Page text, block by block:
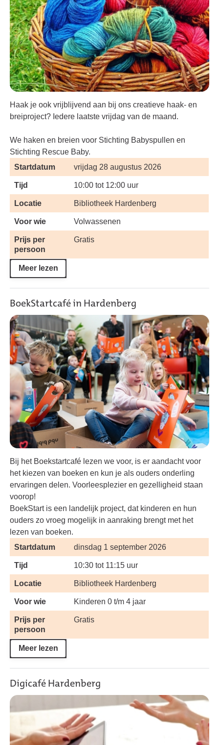
Haak je ook vrijblijvend aan bij ons creatieve haak- en
breiproject? Iedere laatste vrijdag van de maand.
We haken en breien voor Stichting Babyspullen en
Stichting Rescue Baby.
Startdatum
vrijdag 28 augustus 2026
Tijd 10:00 tot 12:00 uur
Locatie Bibliotheek Hardenberg
Voor wie Volwassenen
Prijs per
persoon
Gratis
Meer lezen
BoekStartcafé in Hardenberg
Bij het Boekstartcafé lezen we voor, is er aandacht voor
het kiezen van boeken en kun je als ouders onderling
ervaringen delen. Voorleesplezier en gezelligheid staan
voorop!
BoekStart is een landelijk project, dat kinderen en hun
ouders zo vroeg mogelijk in aanraking brengt met het
lezen van boeken.
Startdatum
dinsdag 1 september 2026
Tijd 10:30 tot 11:15 uur
Locatie Bibliotheek Hardenberg
Voor wie Kinderen 0 t/m 4 jaar
Prijs per
persoon
Gratis
Meer lezen
Digicafé Hardenberg